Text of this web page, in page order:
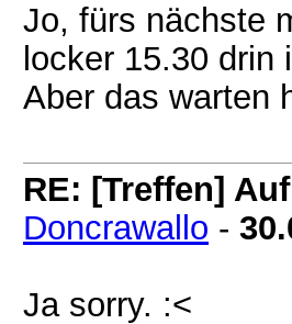
Jo, fürs nächste
locker 15.30 drin
Aber das warten
RE: [Treffen]
Doncrawallo -
Ja sorry. :<